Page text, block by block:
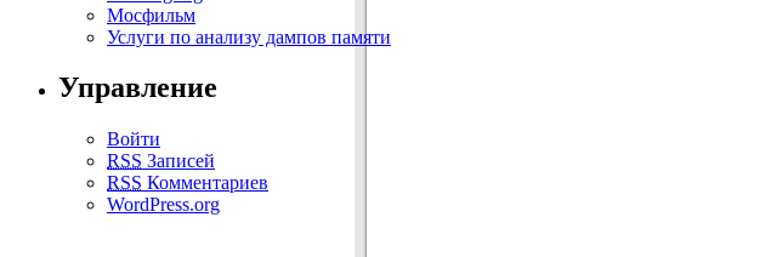
Мосфильм
Услуги по анализу дампов памяти
Управление
Войти
RSS Записей
RSS Комментариев
WordPress.org